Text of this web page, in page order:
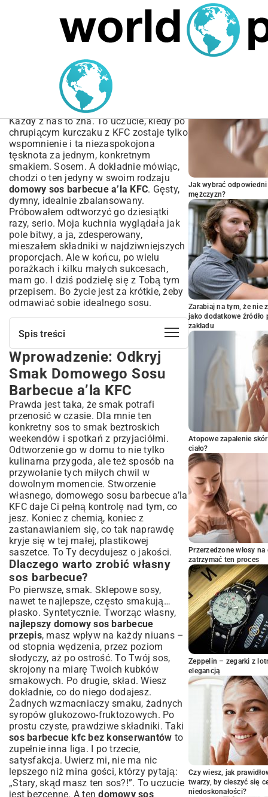
MARIUSZ ŁAMAGA 06.10.2025
Domowy Sos Barbecue
a’la KFC – Sekretny
Przepis Krok po Kroku
Każdy z nas to zna. To uczucie, kiedy po
chrupiącym kurczaku z KFC zostaje tylko
wspomnienie i ta niezaspokojona
tęsknota za jednym, konkretnym
smakiem. Sosem. A dokładnie mówiąc,
chodzi o ten jedyny w swoim rodzaju
domowy sos barbecue a’la KFC. Gęsty,
dymny, idealnie zbalansowany.
Próbowałem odtworzyć go dziesiątki
razy, serio. Moja kuchnia wyglądała jak
pole bitwy, a ja, zdesperowany,
mieszałem składniki w najdziwniejszych
proporcjach. Ale w końcu, po wielu
porażkach i kilku małych sukcesach,
mam go. I dziś podzielę się z Tobą tym
przepisem. Bo życie jest za krótkie, żeby
odmawiać sobie idealnego sosu.
Spis treści
Wprowadzenie: Odkryj Smak Domowego
Sosu Barbecue a’la KFC
Dlaczego warto zrobić własny sos
barbecue?
Sekretny Składnik: Co Sprawia, że Sos
KFC Jest Wyjątkowy?
Kluczowe przyprawy w sosie barbecue
Słodko-kwaśna równowaga – jak ją
osiągnąć?
Kompletny Przepis: Domowy Sos
Barbecue a’la KFC Krok po Kroku
Niezbędne składniki do przygotowania
sosu
Detale i wskazówki dotyczące procesu
gotowania
Ulepsz Swój Sos: Wskazówki i Triki
Szefa Kuchni
Jak dostosować ostrość i słodycz?
Alternatywne składniki dla wegan i
alergików
Z czym podawać Domowy Sos Barbecue
a’la KFC? Pomysły na Dania
Idealne połączenia z mięsem z grilla
Sos jako dodatek do pieczonych mięs
Nietypowe zastosowania sosu barbecue
Przechowywanie Domowego Sosu
Barbecue
Jak długo można przechowywać sos?
Najlepsze metody przechowywania
Podsumowanie: Twój Ulubiony Sos
Barbecue Teraz w Zasięgu Ręki
Wprowadzenie: Odkryj
Smak Domowego Sosu
Barbecue a’la KFC
Prawda jest taka, że smak potrafi
przenosić w czasie. Dla mnie ten
konkretny sos to smak beztroskich
weekendów i spotkań z przyjaciółmi.
Odtworzenie go w domu to nie tylko
kulinarna przygoda, ale też sposób na
przywołanie tych miłych chwil w
dowolnym momencie. Stworzenie
własnego, domowego sosu barbecue a’la
KFC daje Ci pełną kontrolę nad tym, co
jesz. Koniec z chemią, koniec z
zastanawianiem się, co tak naprawdę
kryje się w tej małej, plastikowej
saszetce. To Ty decydujesz o jakości.
Dlaczego warto zrobić własny
sos barbecue?
Po pierwsze, smak. Sklepowe sosy,
nawet te najlepsze, często smakują…
płasko. Syntetycznie. Tworząc własny,
najlepszy domowy sos barbecue
przepis, masz wpływ na każdy niuans –
od stopnia wędzenia, przez poziom
słodyczy, aż po ostrość. To Twój sos,
skrojony na miarę Twoich kubków
smakowych. Po drugie, skład. Wiesz
dokładnie, co do niego dodajesz.
Żadnych wzmacniaczy smaku, żadnych
syropów glukozowo-fruktozowych. Po
prostu czyste, prawdziwe składniki. Taki
sos barbecue kfc bez konserwantów to
zupełnie inna liga. I po trzecie,
satysfakcja. Uwierz mi, nie ma nic
lepszego niż mina gości, którzy pytają:
„Stary, skąd masz ten sos?!”. To uczucie
jest bezcenne. A tendomowy sos
Jak wybrać
mężczyzn?
Zarabiaj na tym, że nie
jako dodatkowe
zakładu
Atopowe zapalenie
ciało?
Przerzedzone włosy
zatrzymać ten proces
Zeppelin – zegarki z
elegancją
Czy wiesz, jak
twarzy, by cieszyć się
niedoskonałości?